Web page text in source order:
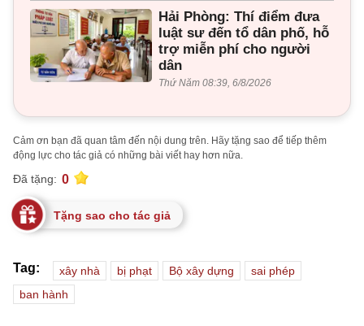
Hải Phòng: Thí điểm đưa
luật sư đến tổ dân phố, hỗ
trợ miễn phí cho người
dân
Thứ Năm 08:39, 6/8/2026
Cảm ơn bạn đã quan tâm đến nội dung trên. Hãy tặng sao để tiếp thêm
động lực cho tác giả có những bài viết hay hơn nữa.
Đã tặng: 0
Tặng sao cho tác giả
Tag: xây nhà bị phạt Bộ xây dựng
sai phép
ban hành